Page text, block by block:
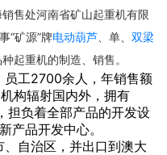
销售处河南省矿山起重机有限
“矿源”牌电动葫芦 、单、 双梁
起重机的制造、销售。
工2700余人，年销售额
构辐射国内外，拥有
担负着全部产品的开发设
产品开发中心。
自治区，并出口到澳大